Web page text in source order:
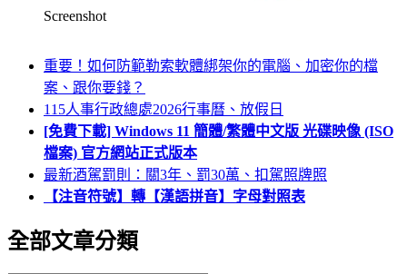
Screenshot
重要！如何防範勒索軟體綁架你的電腦、加密你的檔
案、跟你要錢？
115人事行政總處2026行事曆、放假日
[免費下載] Windows 11 簡體/繁體中文版 光碟映像 (ISO
檔案) 官方網站正式版本
最新酒駕罰則：關3年、罰30萬、扣駕照牌照
【注音符號】轉【漢語拼音】字母對照表
全部文章分類